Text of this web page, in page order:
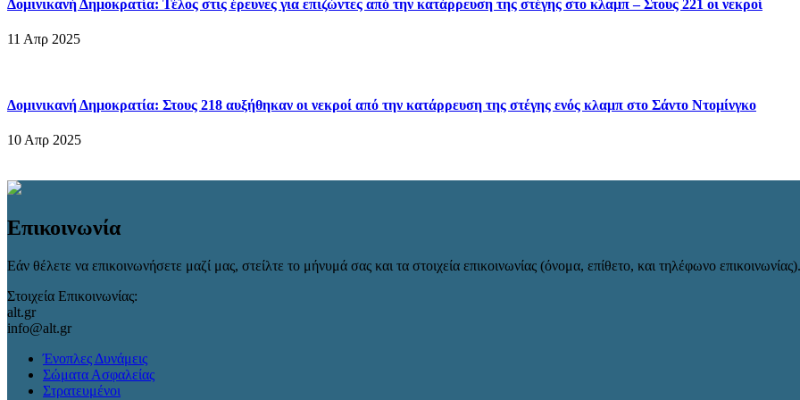
Δομινικανή Δημοκρατία: Τέλος στις έρευνες για επιζώντες από την κατάρρευση της στέγης στο κλαμπ – Στους 221 οι νεκροί
11 Απρ 2025
Δομινικανή Δημοκρατία: Στους 218 αυξήθηκαν οι νεκροί από την κατάρρευση της στέγης ενός κλαμπ στο Σάντο Ντομίνγκο
10 Απρ 2025
Επικοινωνία
Εάν θέλετε να επικοινωνήσετε μαζί μας, στείλτε το μήνυμά σας και τα στοιχεία επικοινωνίας (όνομα, επίθετο, και τηλέφωνο επικοινωνίας).
Στοιχεία Επικοινωνίας:
alt.gr
info@alt.gr
Ένοπλες Δυνάμεις
Σώματα Ασφαλείας
Στρατευμένοι